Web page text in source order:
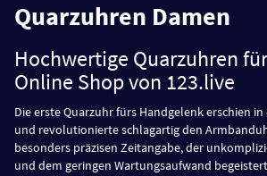
Quarzuhren Damen
Hochwertige Quarzuhren
Online Shop von 123.live
Die erste Quarzuhr fürs Handgelenk erschien
und revolutionierte schlagartig den
besonders präzisen Zeitangabe, der
und dem geringen Wartungsaufwand